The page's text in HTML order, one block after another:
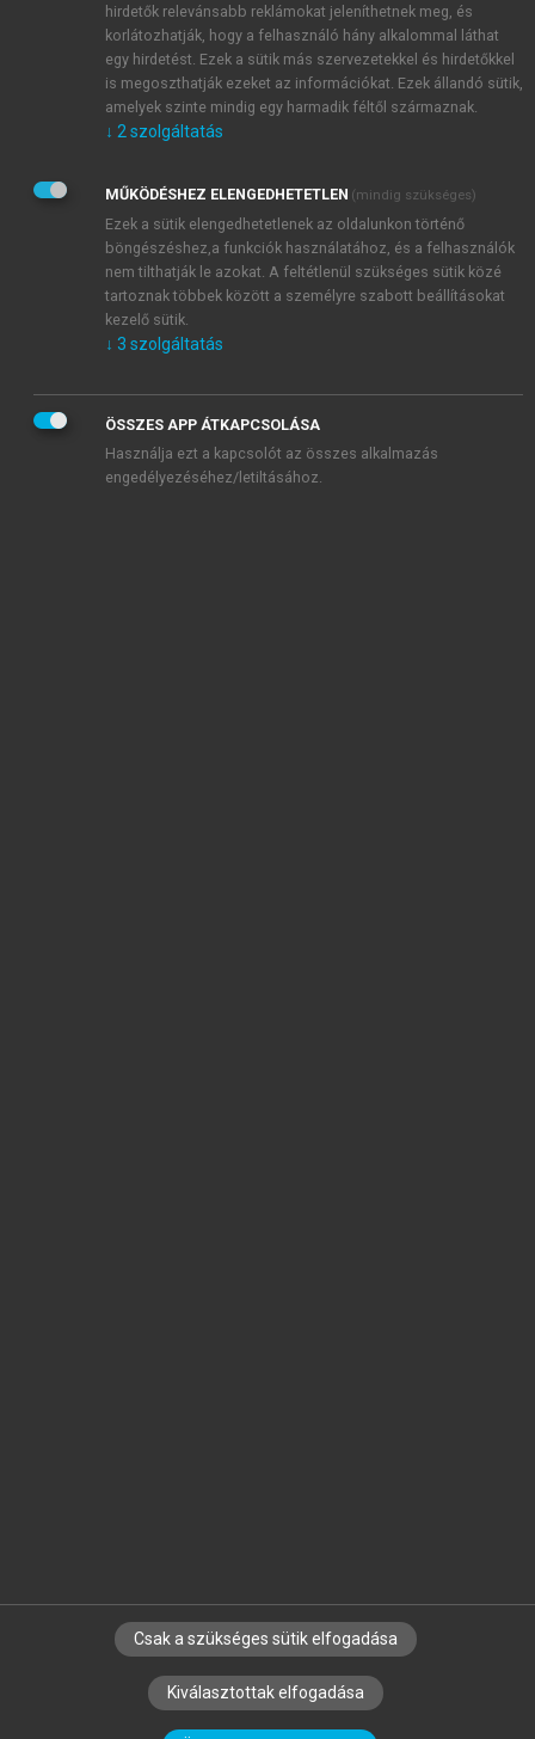
JELSZÓ ÚJRA
Kérek értesítést a MeRSZ újdonságairól, akcióiról.
Kérek értesítést az Akadémiai Kiadó Zrt. újdonságairól,
Adatkezelési tájékoztatóbanfoglaltakat tudomásul
veszem és elfogadom.
Általános vásárlási feltételeket, valamint a szotar.netés a
mersz.huoldalak licencszerződéseiben foglaltakat
tudomásul veszem és elfogadom.
KIPRÓBÁLOM
SZERZŐKNEK CÉGEKNEK KÖNYVTÁROSOKNAK
SZERKESZTÉSI ÉS LEKTORÁLÁSI ALAPELVEK
hirdetők relevánsabb reklámokat jeleníthetnek meg, és
korlátozhatják, hogy a felhasználó hány alkalommal láthat
egy hirdetést. Ezek a sütik más szervezetekkel és hirdetőkkel
is megoszthatják ezeket az információkat. Ezek állandó sütik,
amelyek szinte mindig egy harmadik féltől származnak.
↓ 2 szolgáltatás
MŰKÖDÉSHEZ ELENGEDHETETLEN (mindig szükséges)
Ezek a sütik elengedhetetlenek az oldalunkon történő
böngészéshez,a funkciók használatához, és a felhasználók
nem tilthatják le azokat. A feltétlenül szükséges sütik közé
tartoznak többek között a személyre szabott beállításokat
kezelő sütik.
↓ 3 szolgáltatás
ÖSSZES APP ÁTKAPCSOLÁSA
Használja ezt a kapcsolót az összes alkalmazás
engedélyezéséhez/letiltásához.
Csak a szükséges sütik elfogadása
Kiválasztottak elfogadása